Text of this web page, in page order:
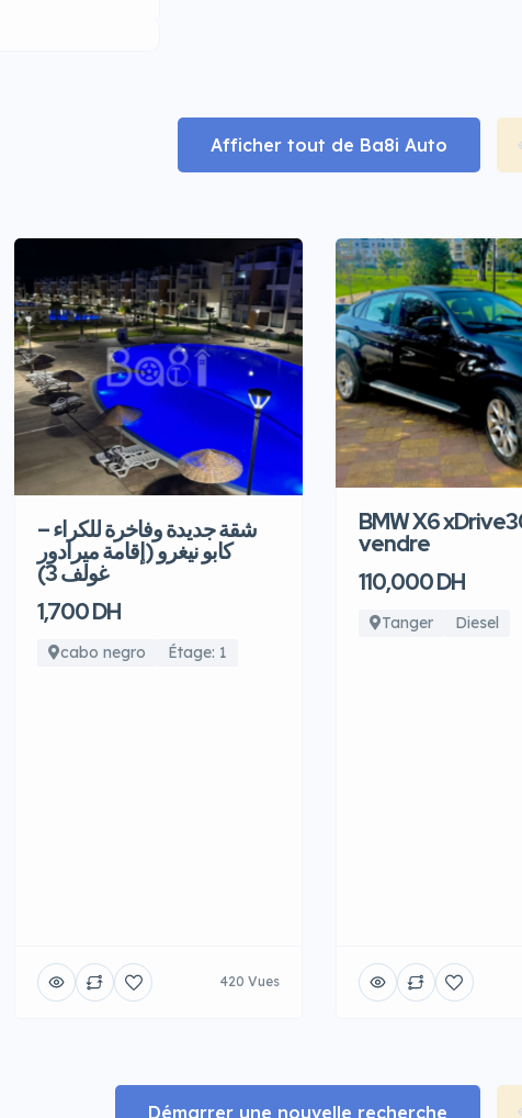
Afficher tout de Ba8i Auto
شقة جديدة وفاخرة للكراء –
كابو نيغرو (إقامة ميرادور
غولف 3)
1,700 DH
cabo negro Étage: 1
420 Vues
BMW X6
vendre
110,000 DH
Tanger Diesel
Démarrer une nouvelle recherche